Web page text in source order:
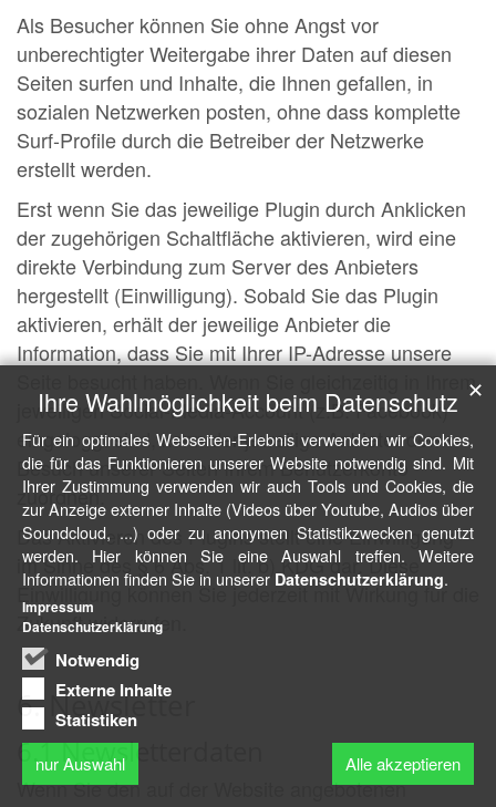
Als Besucher können Sie ohne Angst vor
unberechtigter Weitergabe ihrer Daten auf diesen
Seiten surfen und Inhalte, die Ihnen gefallen, in
sozialen Netzwerken posten, ohne dass komplette
Surf-Profile durch die Betreiber der Netzwerke
erstellt werden.
Erst wenn Sie das jeweilige Plugin durch Anklicken
der zugehörigen Schaltfläche aktivieren, wird eine
direkte Verbindung zum Server des Anbieters
hergestellt (Einwilligung). Sobald Sie das Plugin
aktivieren, erhält der jeweilige Anbieter die
Information, dass Sie mit Ihrer IP-Adresse unsere
Seite besucht haben. Wenn Sie gleichzeitig in Ihrem
jeweiligen Social-Media-Account (z.B. Facebook)
eingeloggt sind, kann der jeweilige Anbieter den
Besuch unserer Seiten Ihrem Benutzerkonto
zuordnen.
Das Aktivieren des Plugins stellt eine Einwilligung
im Sinne des § 6 Abs. 1 lit. b) KDG dar. Diese
Einwilligung können Sie jederzeit mit Wirkung für die
Zukunft widerrufen.
6. Newsletter
6.1 Newsletterdaten
Wenn Sie den auf der Website angebotenen
Ihre Wahlmöglichkeit beim Datenschutz
Für ein optimales Webseiten-Erlebnis verwenden wir Cookies,
die für das Funktionieren unserer Website notwendig sind. Mit
Ihrer Zustimmung verwenden wir auch Tools und Cookies, die
zur Anzeige externer Inhalte (Videos über Youtube, Audios über
Soundcloud, ...) oder zu anonymen Statistikzwecken genutzt
werden. Hier können Sie eine Auswahl treffen. Weitere
Informationen finden Sie in unserer Datenschutzerklärung.
Notwendig
Externe Inhalte
Statistiken
nur Auswahl Alle akzeptieren
✕
Impressum
Datenschutzerklärung